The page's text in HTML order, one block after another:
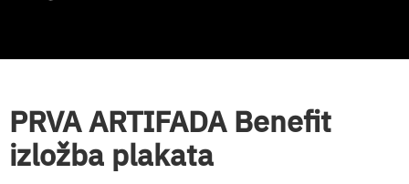
PRVA ARTIFADA Benefit
izložba plakata